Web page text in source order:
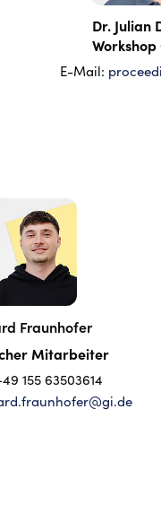
Dr. Julian
E-Mail:
Fraunhofer
Mitarbeiter
155 63503614